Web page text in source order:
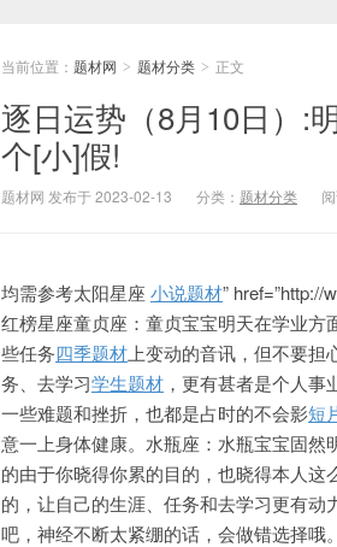
当前位置： 题材网 > 题材分类 > 正文
逐日运势（8月10日）:
个[小]假!
题材网 发布于 2023-02-13 分类： 题材分类
均需参考太阳星座 小说题材”
红榜星座童贞座：童贞宝宝明天在学业方
些任务四季题材 上变动的音讯，但不要
务、去学习学生题材 ，更有甚者是个人事
一些难题和挫折，也都是占时的不会影短
意一上身体健康。水瓶座：水瓶宝宝固然
的由于你晓得你累的目的，也晓得本人这
的，让自己的生涯、任务和去学习更有动
吧，神经不断太紧绷的话，会做错选择哦